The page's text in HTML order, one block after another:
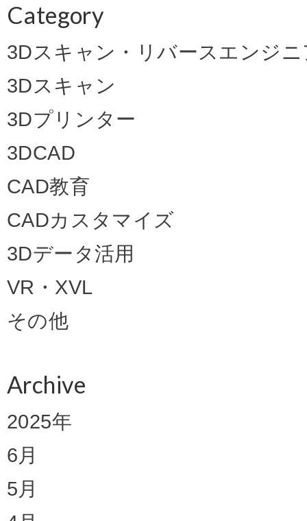
Category
3Dスキャン・リバースエンジ
3Dスキャン
3Dプリンター
3DCAD
CAD教育
CADカスタマイズ
3Dデータ活用
VR・XVL
その他
Archive
2025年
6月
5月